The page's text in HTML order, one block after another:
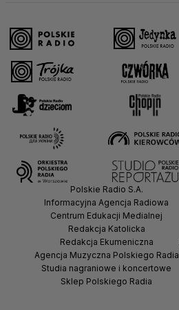
Polskie Radio S.A.
Informacyjna Agencja Radiowa
Centrum Edukacji Medialnej
Redakcja Katolicka
Redakcja Ekumeniczna
Agencja Muzyczna Polskiego Radia
Studia nagraniowe i koncertowe
Sklep Polskiego Radia